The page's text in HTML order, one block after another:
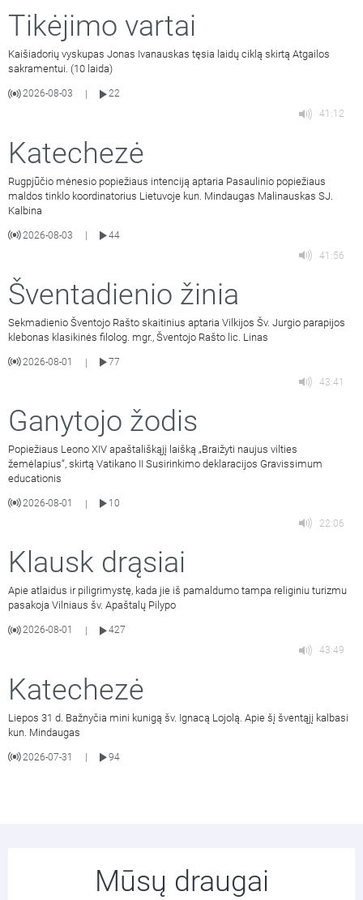
Tikėjimo vartai
Kaišiadorių vyskupas Jonas Ivanauskas tęsia laidų ciklą skirtą Atgailos
sakramentui. (10 laida)
2026-08-03
22
41:12
Katechezė
Rugpjūčio mėnesio popiežiaus intenciją aptaria Pasaulinio popiežiaus
maldos tinklo koordinatorius Lietuvoje kun. Mindaugas Malinauskas SJ.
Kalbina
2026-08-03
44
41:56
Šventadienio žinia
Sekmadienio Šventojo Rašto skaitinius aptaria Vilkijos Šv. Jurgio parapijos
klebonas klasikinės filolog. mgr., Šventojo Rašto lic. Linas
2026-08-01 |
77
43:41
Ganytojo žodis
Popiežiaus Leono XIV apaštališkąjį laišką „Braižyti naujus vilties
žemėlapius“, skirtą Vatikano II Susirinkimo deklaracijos Gravissimum
educationis
2026-08-01 |
10
22:06
Klausk drąsiai
Apie atlaidus ir piligrimystę, kada jie iš pamaldumo tampa religiniu turizmu
pasakoja Vilniaus šv. Apaštalų Pilypo
2026-08-01
427
43:49
Katechezė
Liepos 31 d. Bažnyčia mini kunigą šv. Ignacą Lojolą. Apie šį šventąjį kalbasi
kun. Mindaugas
2026-07-31 94
Mūsų draugai